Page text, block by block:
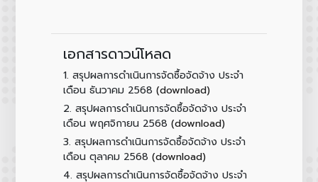
เอกสารดาวน์โหลด
1. สรุปผลการดำเนินการจัดซื้อจัดจ้าง ประจำ
เดือน ธันวาคม 2568 (download)
2. สรุปผลการดำเนินการจัดซื้อจัดจ้าง ประจำ
เดือน พฤศจิกายน 2568 (download)
3. สรุปผลการดำเนินการจัดซื้อจัดจ้าง ประจำ
เดือน ตุลาคม 2568 (download)
4. สรุปผลการดำเนินการจัดซื้อจัดจ้าง ประจำ